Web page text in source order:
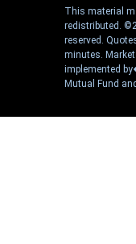
This material
redistributed.
reserved.
minutes.
implemented
Mutual Fund